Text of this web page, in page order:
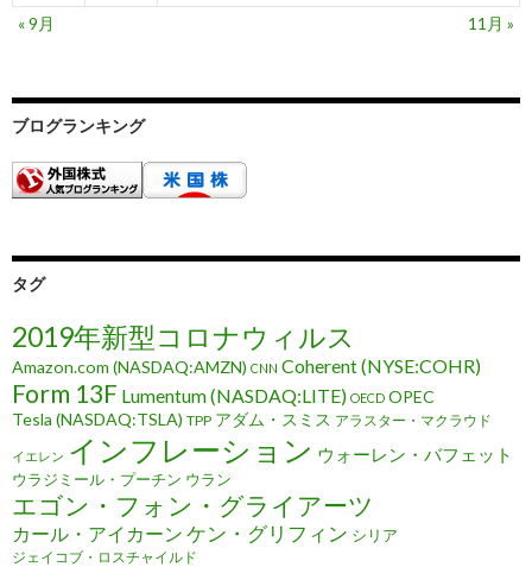
« 9月
11月 »
ブログランキング
タグ
2019年新型コロナウィルス
Amazon.com (NASDAQ:AMZN) CNN Coherent (NYSE:COHR)
Form 13F Lumentum (NASDAQ:LITE) OECD OPEC
Tesla (NASDAQ:TSLA) TPP アダム・スミス アラスター・マクラウド
イエレン インフレーション ウォーレン・バフェット
ウラジミール・プーチン ウラン
エゴン・フォン・グライアーツ
カール・アイカーン ケン・グリフィン シリア
ジェイコブ・ロスチャイルド